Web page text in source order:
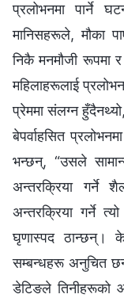
प्रलोभनमा पार्ने
मानिसहरूले, मौका
निकै मनमौजी रूपमा
महिलाहरूलाई
प्रेममा संलग्‍न
बेपर्वाहसित
भन्छन्, “उसले
अन्तरक्रिया गर्ने
अन्तरक्रिया गर्ने
घृणास्पद ठान्छन्।
सम्बन्धहरू अनुचित
डेटिङले तिनीहरूको